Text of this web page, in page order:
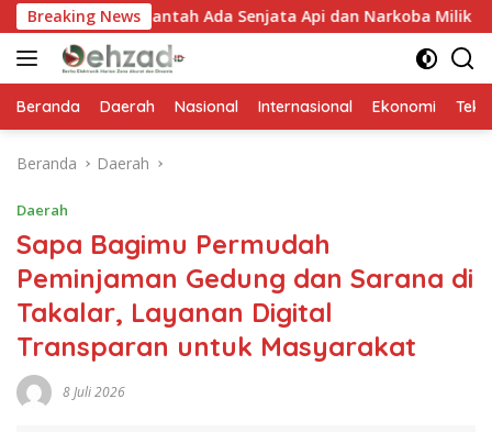
Langsung
ke
konten
Breaking News
Ada Senjata Api dan Narkoba Milik IWD Satpol
Beranda Daerah Nasional Internasional Ekonomi
Beranda Daerah
Daerah
Sapa Bagimu Permudah
Peminjaman Gedung dan Sarana di
Takalar, Layanan Digital
Transparan untuk Masyarakat
8 Juli 2026